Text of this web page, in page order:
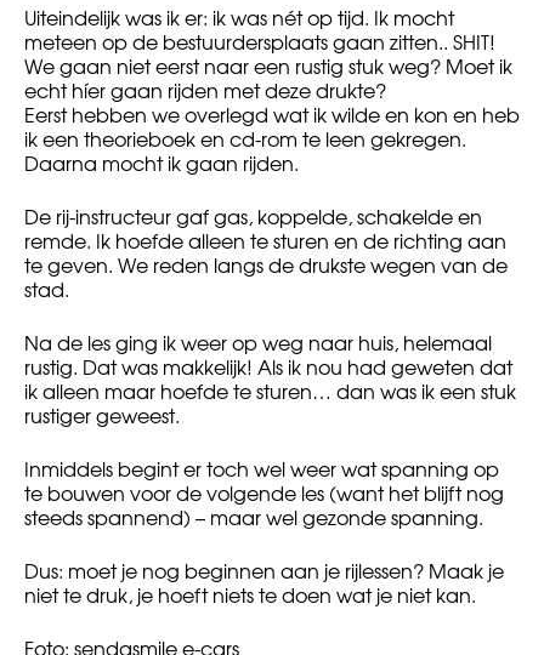
Uiteindelijk was ik er: ik was nét op tijd. Ik mocht
meteen op de bestuurdersplaats gaan zitten.. SHIT!
We gaan niet eerst naar een rustig stuk weg? Moet ik
echt híer gaan rijden met deze drukte?
Eerst hebben we overlegd wat ik wilde en kon en heb
ik een theorieboek en cd-rom te leen gekregen.
Daarna mocht ik gaan rijden.
De rij-instructeur gaf gas, koppelde, schakelde en
remde. Ik hoefde alleen te sturen en de richting aan
te geven. We reden langs de drukste wegen van de
stad.
Na de les ging ik weer op weg naar huis, helemaal
rustig. Dat was makkelijk! Als ik nou had geweten dat
ik alleen maar hoefde te sturen… dan was ik een stuk
rustiger geweest.
Inmiddels begint er toch wel weer wat spanning op
te bouwen voor de volgende les (want het blijft nog
steeds spannend) – maar wel gezonde spanning.
Dus: moet je nog beginnen aan je rijlessen? Maak je
niet te druk, je hoeft niets te doen wat je niet kan.
Foto: sendasmile e-cars